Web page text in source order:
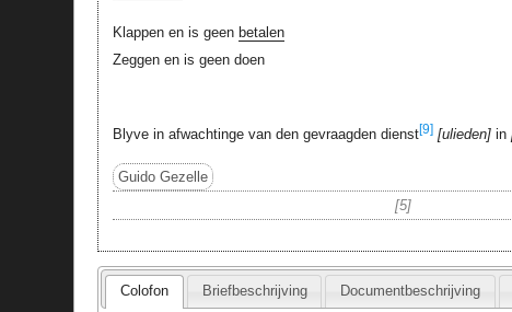
Klappen en is geen betalen
Zeggen en is geen doen
Blyve in afwachtinge van den gevraagden dienst[9] ulieden in
Guido Gezelle
5
Colofon Briefbeschrijving Documentbeschrijving